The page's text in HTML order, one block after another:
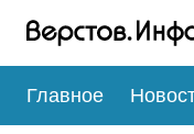
Главное